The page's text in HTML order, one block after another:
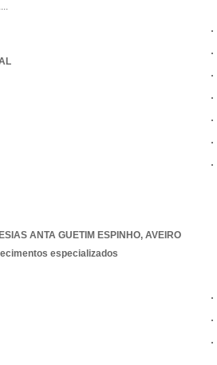
...
ANTA GUETIM ESPINHO, AVEIRO
especializados